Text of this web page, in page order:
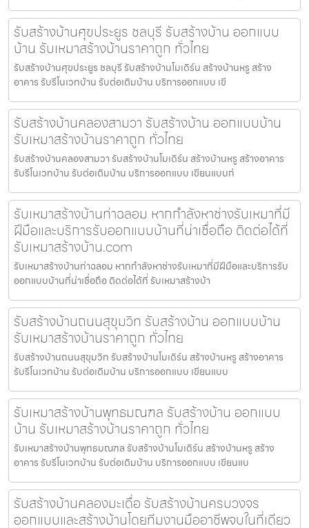
รับสร้างบ้านศุขประยูร ชลบุรี รับสร้างบ้าน ออกแบบ
บ้าน รับเหมาสร้างบ้านราคาถูก ทั่วไทย
รับสร้างบ้านศุขประยูร ชลบุรี รับสร้างบ้านโมเดิร์น สร้างบ้านหรู สร้าง
อาคาร รับรีโนเวทบ้าน รับต่อเติมบ้าน บริการออกแบบ เขี
รับสร้างบ้านคลองสามวา รับสร้างบ้าน ออกแบบบ้าน
รับเหมาสร้างบ้านราคาถูก ทั่วไทย
รับสร้างบ้านคลองสามวา รับสร้างบ้านโมเดิร์น สร้างบ้านหรู สร้างอาคาร
รับรีโนเวทบ้าน รับต่อเติมบ้าน บริการออกแบบ เขียนแบบก่
รับเหมาสร้างบ้านท่าฉลอม หากกำลังหาช่างรับเหมาที่มี
ฝีมือและบริการรับออกแบบบ้านที่น่าเชื่อถือ ติดต่อได้ที่
รับเหมาสร้างบ้าน.com
รับเหมาสร้างบ้านท่าฉลอม หากกำลังหาช่างรับเหมาที่มีฝีมือและบริการรับ
ออกแบบบ้านที่น่าเชื่อถือ ติดต่อได้ที่ รับเหมาสร้างบ้า
รับสร้างบ้านถนนสุขุมวิท รับสร้างบ้าน ออกแบบบ้าน
รับเหมาสร้างบ้านราคาถูก ทั่วไทย
รับสร้างบ้านถนนสุขุมวิท รับสร้างบ้านโมเดิร์น สร้างบ้านหรู สร้างอาคาร
รับรีโนเวทบ้าน รับต่อเติมบ้าน บริการออกแบบ เขียนแบบ
รับเหมาสร้างบ้านพุทธมณฑล รับสร้างบ้าน ออกแบบ
บ้าน รับเหมาสร้างบ้านราคาถูก ทั่วไทย
รับเหมาสร้างบ้านพุทธมณฑล รับสร้างบ้านโมเดิร์น สร้างบ้านหรู สร้าง
อาคาร รับรีโนเวทบ้าน รับต่อเติมบ้าน บริการออกแบบ เขียนแบ
รับสร้างบ้านคลองมะเดื่อ รับสร้างบ้านครบวงจร
ออกแบบและสร้างบ้านโดยทีมงานมืออาชีพจบในที่เดียว